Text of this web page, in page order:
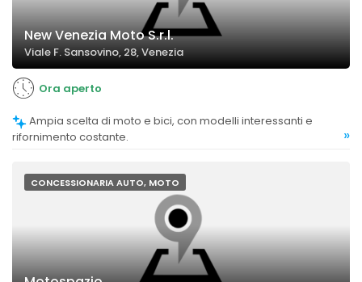
New Venezia Moto S.r.l.
Viale F. Sansovino, 28, Venezia
Ora aperto
rifornimento costante.
»
CONCESSIONARIA AUTO, MOTO